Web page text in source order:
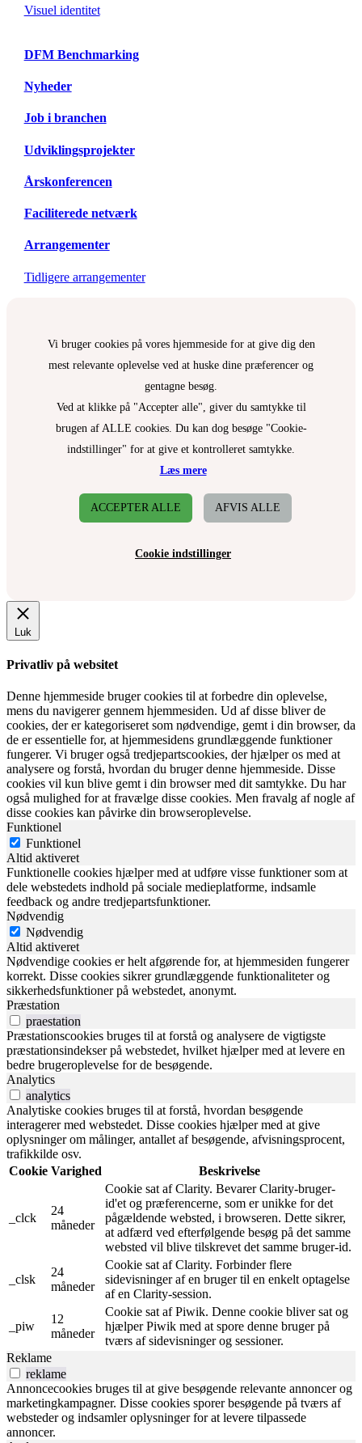
Visuel identitet
DFM Benchmarking
Nyheder
Job i branchen
Udviklingsprojekter
Årskonferencen
Faciliterede netværk
Arrangementer
Tidligere arrangementer
Vi bruger cookies på vores hjemmeside for at give dig den
mest relevante oplevelse ved at huske dine præferencer og
gentagne besøg.
Ved at klikke på "Accepter alle", giver du samtykke til
brugen af ALLE cookies. Du kan dog besøge "Cookie-
indstillinger" for at give et kontrolleret samtykke.
Læs mere
ACCEPTER ALLE AFVIS ALLE
Cookie indstillinger
Luk
Privatliv på websitet
Denne hjemmeside bruger cookies til at forbedre din oplevelse,
mens du navigerer gennem hjemmesiden. Ud af disse bliver de
cookies, der er kategoriseret som nødvendige, gemt i din browser, da
de er essentielle for, at hjemmesidens grundlæggende funktioner
fungerer. Vi bruger også tredjepartscookies, der hjælper os med at
analysere og forstå, hvordan du bruger denne hjemmeside. Disse
cookies vil kun blive gemt i din browser med dit samtykke. Du har
også mulighed for at fravælge disse cookies. Men fravalg af nogle af
disse cookies kan påvirke din browseroplevelse.
Funktionel
Funktionel
Altid aktiveret
Funktionelle cookies hjælper med at udføre visse funktioner som at
dele webstedets indhold på sociale medieplatforme, indsamle
feedback og andre tredjepartsfunktioner.
Nødvendig
Nødvendig
Altid aktiveret
Nødvendige cookies er helt afgørende for, at hjemmesiden fungerer
korrekt. Disse cookies sikrer grundlæggende funktionaliteter og
sikkerhedsfunktioner på webstedet, anonymt.
Præstation
praestation
Præstationscookies bruges til at forstå og analysere de vigtigste
præstationsindekser på webstedet, hvilket hjælper med at levere en
bedre brugeroplevelse for de besøgende.
Analytics
analytics
Analytiske cookies bruges til at forstå, hvordan besøgende
interagerer med webstedet. Disse cookies hjælper med at give
oplysninger om målinger, antallet af besøgende, afvisningsprocent,
trafikkilde osv.
Cookie Varighed Beskrivelse
_clck
24
måneder
Cookie sat af Clarity. Bevarer Clarity-bruger-
id'et og præferencerne, som er unikke for det
pågældende websted, i browseren. Dette sikrer,
at adfærd ved efterfølgende besøg på det samme
websted vil blive tilskrevet det samme bruger-id.
_clsk
24
måneder
Cookie sat af Clarity. Forbinder flere
sidevisninger af en bruger til en enkelt optagelse
af en Clarity-session.
_piw
12
måneder
Cookie sat af Piwik. Denne cookie bliver sat og
hjælper Piwik med at spore denne bruger på
tværs af sidevisninger og sessioner.
Reklame
reklame
Annoncecookies bruges til at give besøgende relevante annoncer og
marketingkampagner. Disse cookies sporer besøgende på tværs af
websteder og indsamler oplysninger for at levere tilpassede
annoncer.